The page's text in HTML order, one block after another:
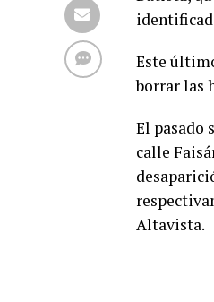
Este
borrar las
El pasado
calle
Altavista.